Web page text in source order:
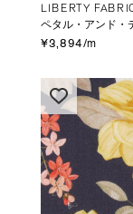
LIBERTY
ペタル・アンド・
¥3,894/m